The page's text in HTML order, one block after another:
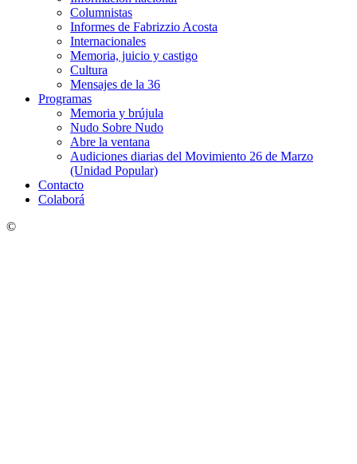
Columnistas
Informes de Fabrizzio Acosta
Internacionales
Memoria, juicio y castigo
Cultura
Mensajes de la 36
Programas
Memoria y brújula
Nudo Sobre Nudo
Abre la ventana
Audiciones diarias del Movimiento 26 de Marzo
(Unidad Popular)
Contacto
Colaborá
©